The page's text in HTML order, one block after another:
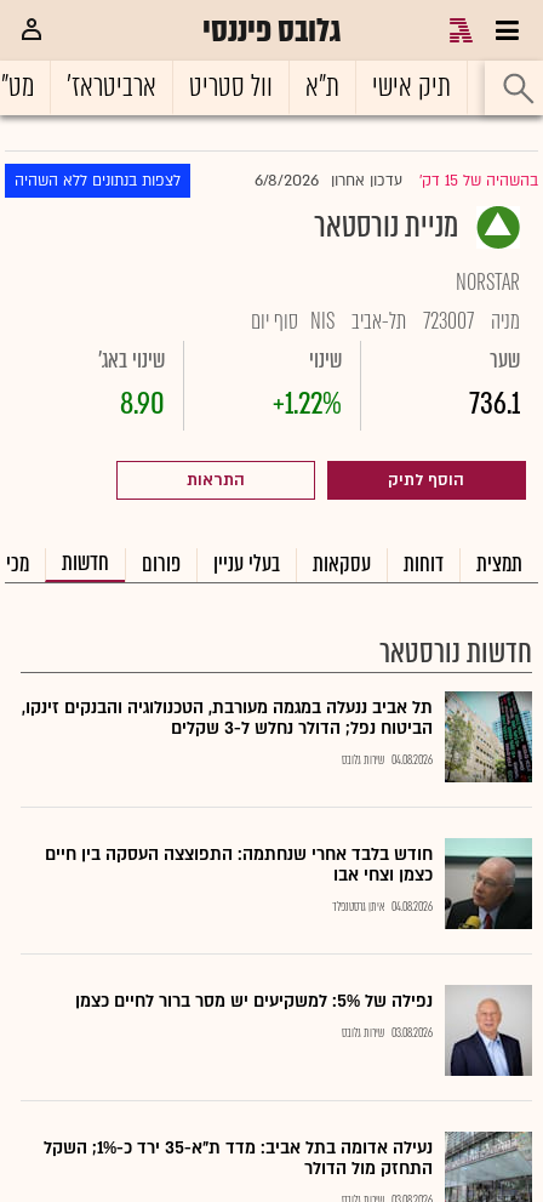
גלובס פיננסי
ראשי תיק אישי ת"א וול סטריט ארביטראז'
בהשהיה של 15 דק' |עדכון אחרון 6/8/2026 לצפות בנתונים ללא השהיה
מניית נורסטאר
NORSTAR
מניה 723007 תל-אביב NIS סוף יום
שער
736.1
שינוי
+1.22%
שינוי באג'
8.90
הוסף לתיק התראות
תמצית דוחות עסקאות בעלי עניין פורום חדשות
חדשות נורסטאר
תל אביב ננעלה במגמה מעורבת, הטכנולוגיה והבנקים זינקו,
הביטוח נפל; הדולר נחלש ל-3 שקלים
04.08.2026 שירות גלובס
חודש בלבד אחרי שנחתמה: התפוצצה העסקה בין חיים
כצמן וצחי אבו
04.08.2026 איתן גרסטנפלד
נפילה של 5%: למשקיעים יש מסר ברור לחיים כצמן
03.08.2026 שירות גלובס
נעילה אדומה בתל אביב: מדד ת"א-35 ירד כ-1%; השקל
התחזק מול הדולר